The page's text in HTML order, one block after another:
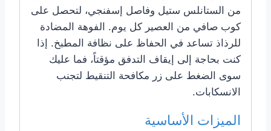
من الستانلس ستيل وفاصل إسفنجي، لتحصل على
كوب صافي من العصير كل يوم. الفوهة المضادة
للرذاذ تساعد في الحفاظ على نظافة المطبخ. إذا
كنت بحاجة إلى إيقاف التدفق مؤقتاً، فما عليك
سوى الضغط على زر مكافحة التنقيط لتجنب
الانسكابات.
الميزات الأساسية